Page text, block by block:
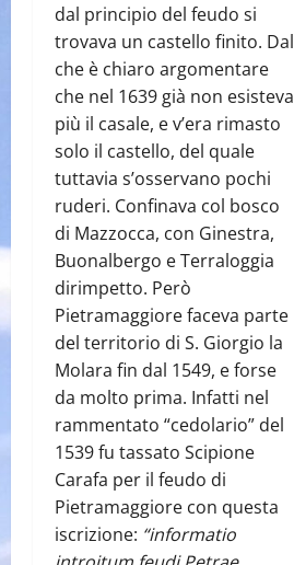
dal principio del feudo si
trovava un castello finito. Dal
che è chiaro argomentare
che nel 1639 già non esisteva
più il casale, e v’era rimasto
solo il castello, del quale
tuttavia s’osservano pochi
ruderi. Confinava col bosco
di Mazzocca, con Ginestra,
Buonalbergo e Terraloggia
dirimpetto. Però
Pietramaggiore faceva parte
del territorio di S. Giorgio la
Molara fin dal 1549, e forse
da molto prima. Infatti nel
rammentato “cedolario” del
1539 fu tassato Scipione
Carafa per il feudo di
Pietramaggiore con questa
iscrizione: “informatio